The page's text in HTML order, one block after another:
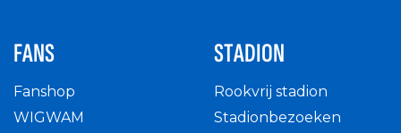
FANS
Fanshop
WIGWAM
STADION
Rookvrij stadion
Stadionbezoeken